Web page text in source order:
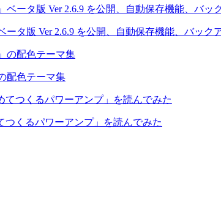
ータ版 Ver 2.6.9 を公開、自動保存機能、バック
配色テーマ集
つくるパワーアンプ」を読んでみた